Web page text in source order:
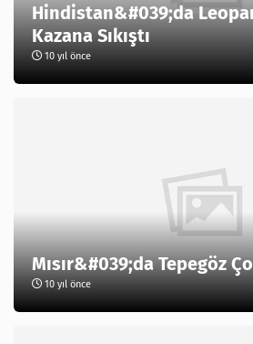
Hindistan&#039;da
Kazana Sıkıştı
10 yıl önce
Mısır&#039;da Tepegöz
10 yıl önce